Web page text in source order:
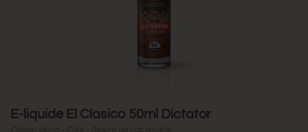
E-liquide El Clasico 50ml Dictator